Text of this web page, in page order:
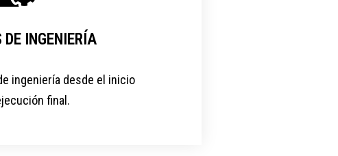
DE INGENIERÍA
ingeniería desde el inicio
final.